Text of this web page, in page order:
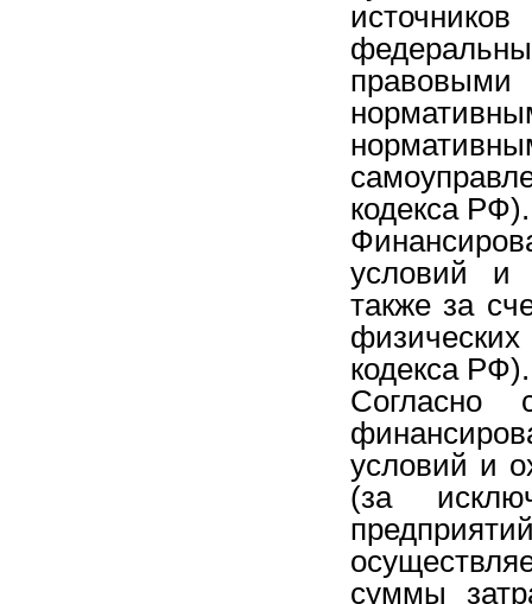
кодекса РФ).
условий и
также за
кодекса РФ).
Согласно
условий и
(за
суммы